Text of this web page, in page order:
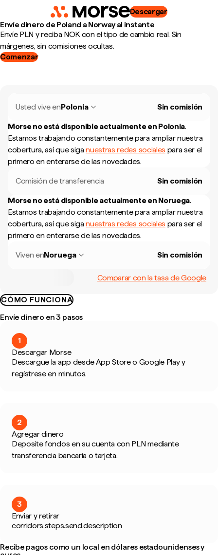
Descargar
Envíe dinero de Poland a Norway al instante
Envíe PLN y reciba NOK con el tipo de cambio real. Sin
márgenes, sin comisiones ocultas.
Comenzar
Usted vive enPolonia Sin comisión
Morse no está disponible actualmente en Polonia.
Estamos trabajando constantemente para ampliar nuestra
cobertura, así que siganuestras redes sociales para ser el
primero en enterarse de las novedades.
Comisión de transferencia Sin comisión
Morse no está disponible actualmente en Noruega.
Estamos trabajando constantemente para ampliar nuestra
cobertura, así que siganuestras redes sociales para ser el
primero en enterarse de las novedades.
Viven enNoruega Sin comisión
Comparar con la tasa de Google
CÓMO FUNCIONA
Envíe dinero en 3 pasos
1
Descargar Morse
Descargue la app desde App Store o Google Play y
regístrese en minutos.
2
Agregar dinero
Deposite fondos en su cuenta con PLN mediante
transferencia bancaria o tarjeta.
3
Enviar y retirar
corridors.steps.send.description
Recibe pagos como un local en dólares estadounidenses y